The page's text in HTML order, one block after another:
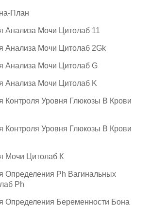
План
Анализа Мочи Цитолаб 11
Анализа Мочи Цитолаб 2Gk
Анализа Мочи Цитолаб G
Анализа Мочи Цитолаб K
Контроля Уровня Глюкозы В Крови
Контроля Уровня Глюкозы В Крови
Мочи Цитолаб К
Определения Ph Вагинальных
Ph
Определения Беременности Бона